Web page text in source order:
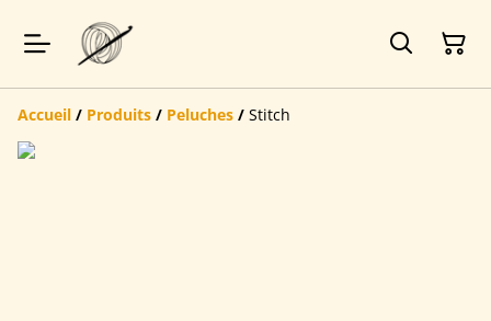
Accueil / Produits / Peluches / Stitch